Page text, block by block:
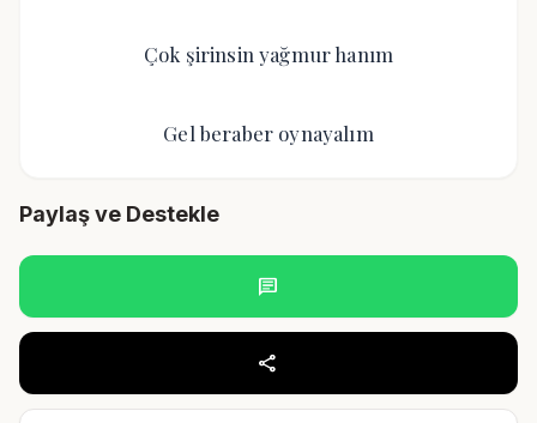
Çok şirinsin yağmur hanım
Gel beraber oynayalım
Paylaş ve Destekle
chat
share